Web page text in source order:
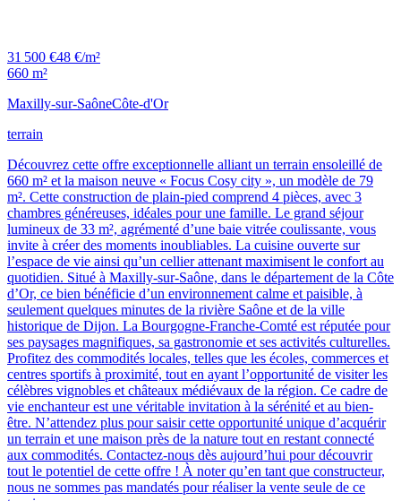
31 500 €48 €/m²
660 m²
Maxilly-sur-SaôneCôte-d'Or
terrain
Découvrez cette offre exceptionnelle alliant un terrain ensoleillé de
660 m² et la maison neuve « Focus Cosy city », un modèle de 79
m². Cette construction de plain-pied comprend 4 pièces, avec 3
chambres généreuses, idéales pour une famille. Le grand séjour
lumineux de 33 m², agrémenté d’une baie vitrée coulissante, vous
invite à créer des moments inoubliables. La cuisine ouverte sur
l’espace de vie ainsi qu’un cellier attenant maximisent le confort au
quotidien. Situé à Maxilly-sur-Saône, dans le département de la Côte
d’Or, ce bien bénéficie d’un environnement calme et paisible, à
seulement quelques minutes de la rivière Saône et de la ville
historique de Dijon. La Bourgogne-Franche-Comté est réputée pour
ses paysages magnifiques, sa gastronomie et ses activités culturelles.
Profitez des commodités locales, telles que les écoles, commerces et
centres sportifs à proximité, tout en ayant l’opportunité de visiter les
célèbres vignobles et châteaux médiévaux de la région. Ce cadre de
vie enchanteur est une véritable invitation à la sérénité et au bien-
être. N’attendez plus pour saisir cette opportunité unique d’acquérir
un terrain et une maison près de la nature tout en restant connecté
aux commodités. Contactez-nous dès aujourd’hui pour découvrir
tout le potentiel de cette offre ! À noter qu’en tant que constructeur,
nous ne sommes pas mandatés pour réaliser la vente seule de ce